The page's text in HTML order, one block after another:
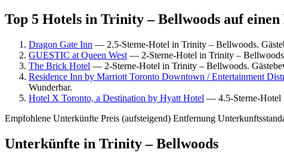
Top 5 Hotels in Trinity – Bellwoods auf
Dragon Gate Inn — 2.5-Sterne-Hotel in Trinity – Bellwoods.
GUESTIC at Queen West — 2-Sterne-Hotel in Trinity –
The Brick Hotel — 2-Sterne-Hotel in Trinity – Bellwoods.
Residence Inn by Marriott Toronto Downtown / Entertainment
Wunderbar.
Hotel X Toronto, a Destination by Hyatt Hotel — 4.5-Sterne-Hotel
Empfohlene Unterkünfte Preis (aufsteigend) Entfernung
Unterkünfte in Trinity – Bellwoods